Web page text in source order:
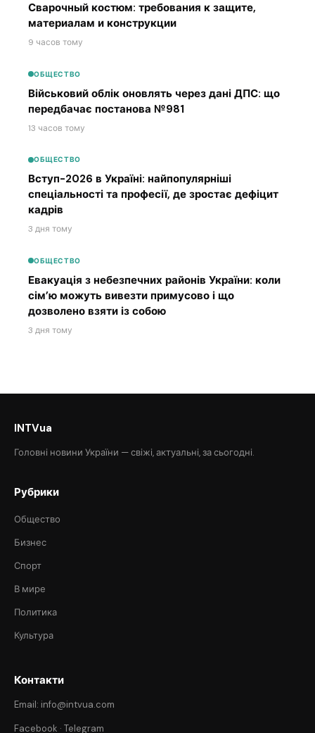
Сварочный костюм: требования к защите,
материалам и конструкции
9 часов тому
ОБЩЕСТВО
Військовий облік оновлять через дані ДПС: що
передбачає постанова №981
13 часов тому
ОБЩЕСТВО
Вступ-2026 в Україні: найпопулярніші
спеціальності та професії, де зростає дефіцит
кадрів
3 дня тому
ОБЩЕСТВО
Евакуація з небезпечних районів України: коли
сім’ю можуть вивезти примусово і що
дозволено взяти із собою
3 дня тому
INTVua
Головні новини України — свіжі, актуальні, за сьогодні.
Рубрики
Общество
Бизнес
Спорт
В мире
Политика
Культура
Контакти
Email: info@intvua.com
Facebook · Telegram